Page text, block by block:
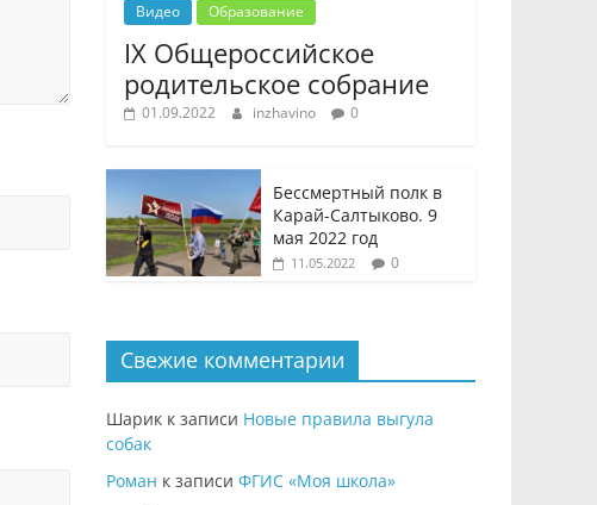
Видео Образование
IX Общероссийское
родительское собрание
01.09.2022 inzhavino 0
Бессмертный полк в
Карай-Салтыково. 9
мая 2022 год
11.05.2022 0
Свежие комментарии
Шарик к записи Новые правила выгула
собак
Роман к записи ФГИС «Моя школа»